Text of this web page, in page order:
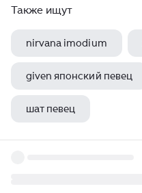
Также ищут
nirvana imodium
given японский певец
шат певец